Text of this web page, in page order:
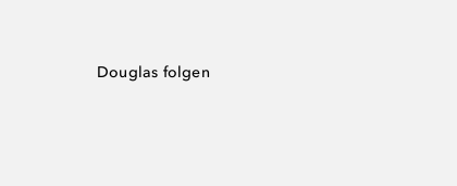
Douglas folgen